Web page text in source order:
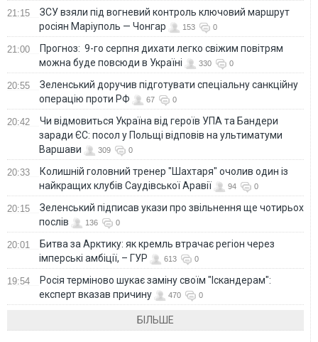
21:15
ЗСУ взяли під вогневий контроль ключовий маршрут
росіян Маріуполь — Чонгар
153 0
21:00
Прогноз: 9-го серпня дихати легко свіжим повітрям
можна буде повсюди в Україні
330 0
20:55
Зеленський доручив підготувати спеціальну санкційну
операцію проти РФ
67 0
20:42
Чи відмовиться Україна від героїв УПА та Бандери
заради ЄС: посол у Польщі відповів на ультиматуми
Варшави
309 0
20:33
Колишній головний тренер "Шахтаря" очолив один із
найкращих клубів Саудівської Аравії
94 0
20:15
Зеленський підписав укази про звільнення ще чотирьох
послів
136 0
20:01
Битва за Арктику: як кремль втрачає регіон через
імперські амбіції, – ГУР
613 0
19:54
Росія терміново шукає заміну своїм "Іскандерам":
експерт вказав причину
470 0
БІЛЬШЕ